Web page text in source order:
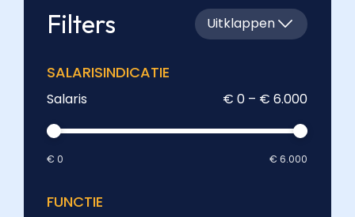
Filters
Uitklappen
SALARISINDICATIE
Salaris € 0 – € 6.000
€ 0 € 6.000
FUNCTIE